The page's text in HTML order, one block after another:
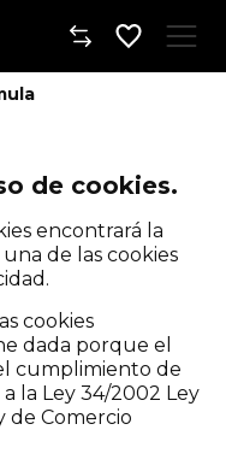
de cookies.
encontrará la
de las cookies
cookies
dada porque el
cumplimiento de
la Ley 34/2002 Ley
de Comercio